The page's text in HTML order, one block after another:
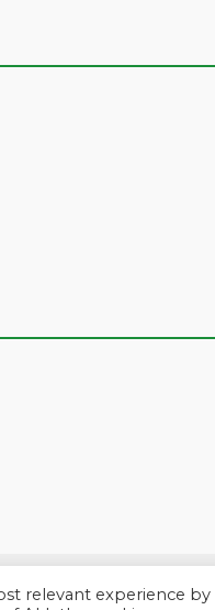
dalla Markonet srl -
relevant experience